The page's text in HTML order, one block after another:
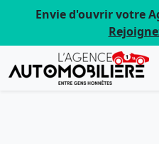
Envie d'ouvrir votre